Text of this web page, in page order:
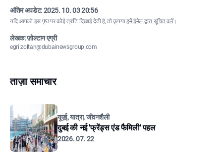
अंतिम अपडेट:2025. 10. 03 20:56
यदि आपको इस पृष्ठ पर कोई त्रुटि दिखाई देती है, तो कृपयाहमें ईमेल द्वारा सूचित करें।
लेखक: ज़ोल्टान एग्री
egri.zoltan@dubainewsgroup.com
ताज़ा समाचार
यूएई, यात्रा, जीवनशैली
दुबई की नई 'फ्रेंड्स एंड फैमिली' पहल
2026. 07. 22